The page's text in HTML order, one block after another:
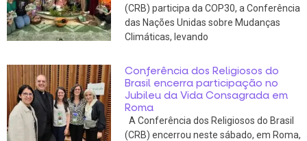
(CRB) participa da COP30, a Conferência
das Nações Unidas sobre Mudanças
Climáticas, levando
Conferência dos Religiosos do
Brasil encerra participação no
Jubileu da Vida Consagrada em
Roma
A Conferência dos Religiosos do Brasil
(CRB) encerrou neste sábado, em Roma,